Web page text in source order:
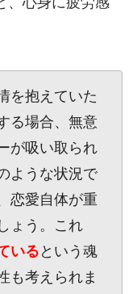
を抱えていた
る場合、無意
が吸い取られ
ような状況で
恋愛自体が重
ょう。これ
いる という魂
も考えられま